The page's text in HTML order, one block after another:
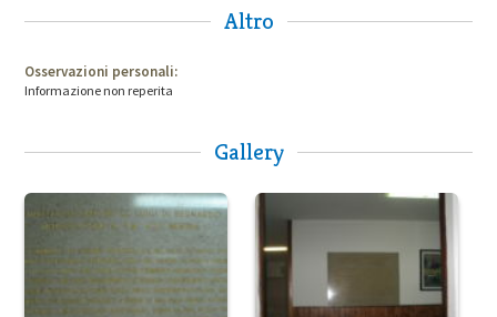
Altro
Osservazioni personali:
Informazione non reperita
Gallery